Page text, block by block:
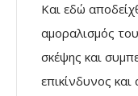
Και εδώ
αμοραλισμός
σκέψης και
επικίνδυνος